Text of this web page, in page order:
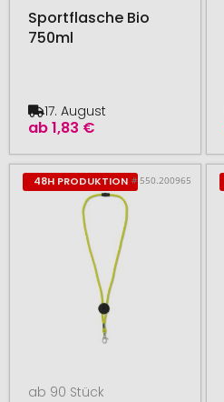
Sportflasche Bio
750ml
ab1,83 €
17. August
48H PRODUKTION # 550.200965
ab 90 Stück